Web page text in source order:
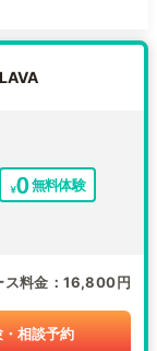
無料体験
ス料金 16,800円
・相談予約